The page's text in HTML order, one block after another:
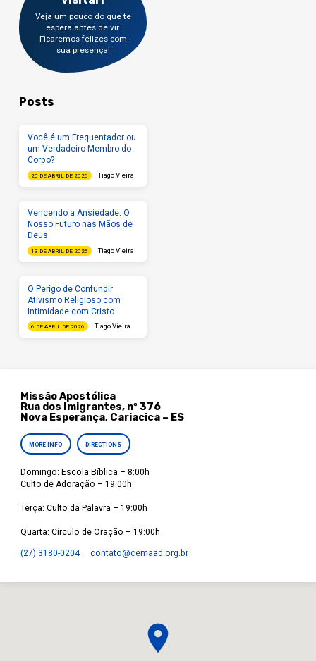
Veja um pouco do que te
espera antes de vir.
Ficaremos felizes com
sua presença!
Posts
Você é um Frequentador ou
um Verdadeiro Membro do
Corpo?
20 DE ABRIL DE 2026 Tiago Vieira
Vencendo a Ansiedade: O
Nosso Futuro nas Mãos de
Deus
13 DE ABRIL DE 2026 Tiago Vieira
O Perigo de Confundir
Ativismo Religioso com
Intimidade com Cristo
6 DE ABRIL DE 2026 Tiago Vieira
Missão Apostólica
Rua dos Imigrantes, nº 376
Nova Esperança, Cariacica – ES
MORE INFO DIRECTIONS
Domingo: Escola Bíblica – 8:00h
Culto de Adoração – 19:00h
Terça: Culto da Palavra – 19:00h
Quarta: Círculo de Oração – 19:00h
(27) 3180-0204 contato​@cemaad.org.br